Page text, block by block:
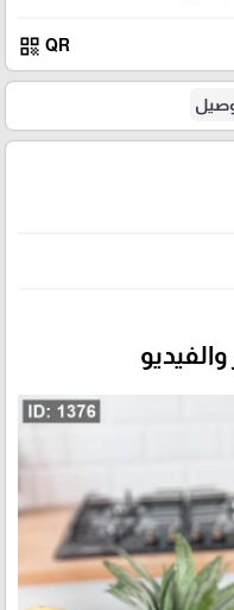
QR
qr_code